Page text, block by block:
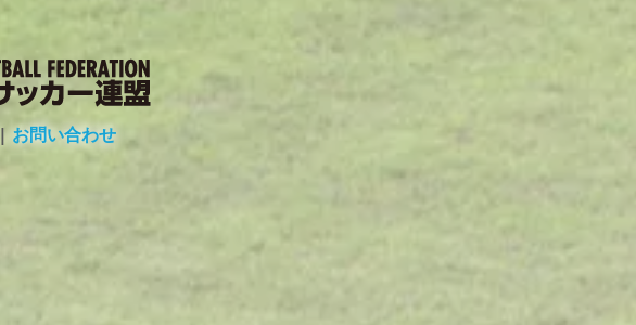
お問い合わせ